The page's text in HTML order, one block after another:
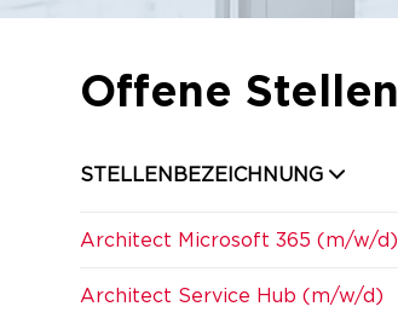
Offene Stellen
STELLENBEZEICHNUNG
Architect Microsoft 365 (m/w/d)
Architect Service Hub (m/w/d)